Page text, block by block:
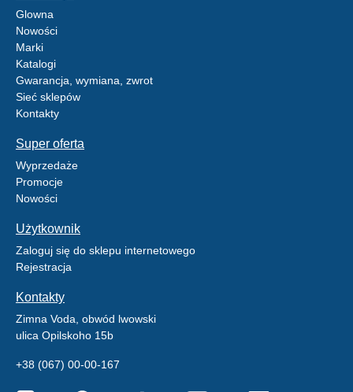
Glowna
Nowości
Marki
Katalogi
Gwarancja, wymiana, zwrot
Sieć sklepów
Kontakty
Super oferta
Wyprzedaże
Promocje
Nowości
Użytkownik
Zaloguj się do sklepu internetowego
Rejestracja
Kontakty
Zimna Voda, obwód lwowski
ulica Opilskoho 15b
+38 (067) 00-00-167